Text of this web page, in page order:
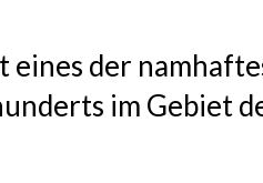
eines der
im Gebiet